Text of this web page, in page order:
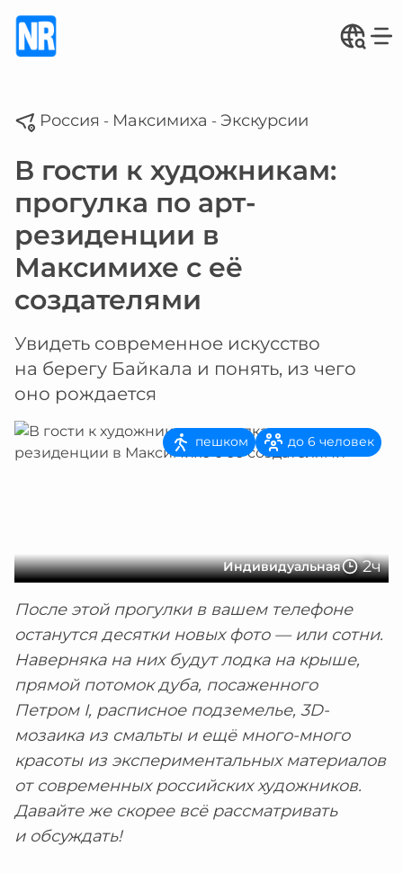
Россия - Максимиха - Экскурсии
В гости к художникам:
прогулка по арт-
резиденции в
Максимихе с её
создателями
Увидеть современное искусство
на берегу Байкала и понять, из чего
оно рождается
Индивидуальная 2ч
пешком до 6 человек
После этой прогулки в вашем телефоне
останутся десятки новых фото — или сотни.
Наверняка на них будут лодка на крыше,
прямой потомок дуба, посаженного
Петром I, расписное подземелье, 3D-
мозаика из смальты и ещё много-много
красоты из экспериментальных материалов
от современных российских художников.
Давайте же скорее всё рассматривать
и обсуждать!